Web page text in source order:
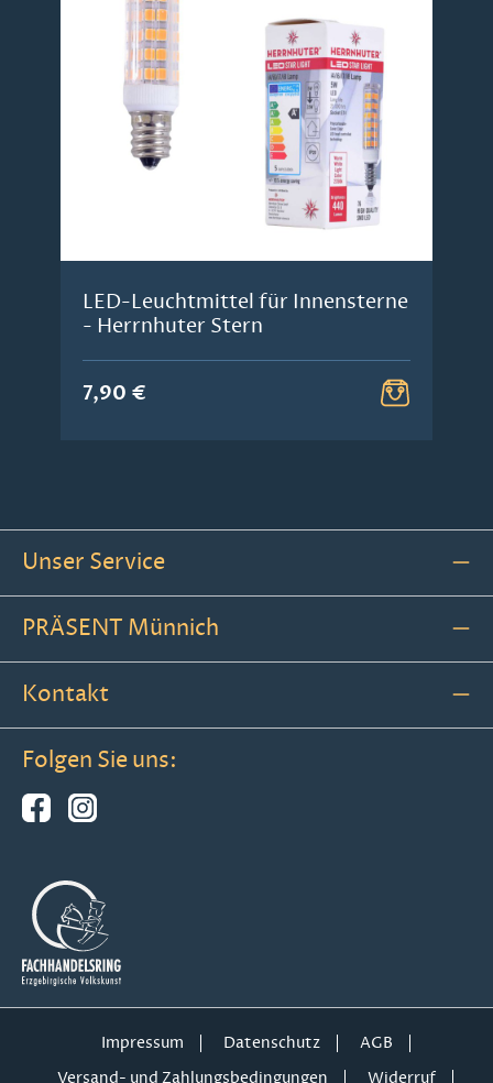
LED-Leuchtmittel für Innensterne
- Herrnhuter Stern
7,90 €
Unser Service
PRÄSENT Münnich
Kontakt
Folgen Sie uns:
Impressum Datenschutz
AGB
Versand- und Zahlungsbedingungen
Widerruf